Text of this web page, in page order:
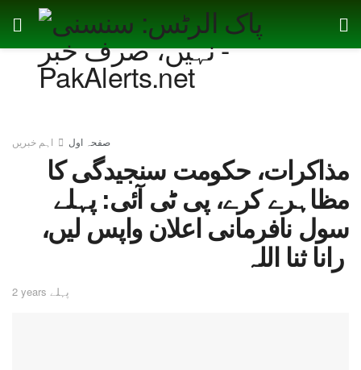
صفحہ اول اہم خبریں
مذاکرات، حکومت سنجیدگی کا
مظاہرے کرے، پی ٹی آئی: پہلے
سول نافرمانی اعلان واپس لیں،
رانا ثنا اللہ
2 years پہلے